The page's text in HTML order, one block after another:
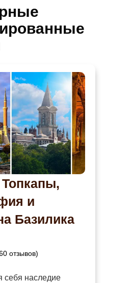
и
Базилика
отзывов)
себя наследие